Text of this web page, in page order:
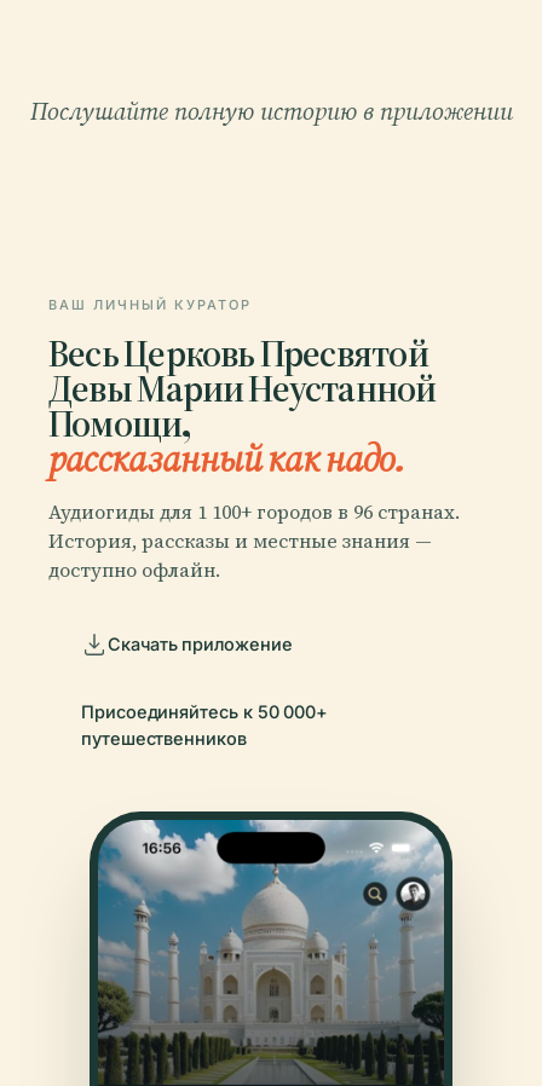
Послушайте полную историю в приложении
ВАШ ЛИЧНЫЙ КУРАТОР
Весь Церковь Пресвятой
Девы Марии Неустанной
Помощи,
рассказанный как надо.
Аудиогиды для 1 100+ городов в 96 странах.
История, рассказы и местные знания —
доступно офлайн.
Скачать приложение
Присоединяйтесь к 50 000+
путешественников